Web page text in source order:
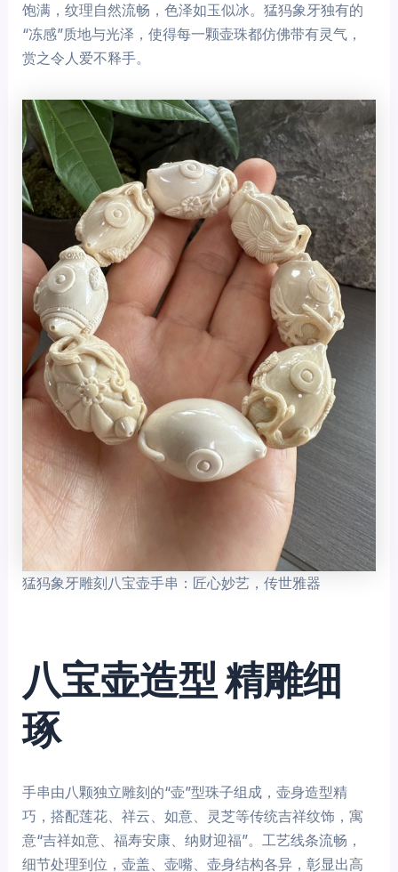
饱满，纹理自然流畅，色泽如玉似冰。猛犸象牙独有的
“冻感”质地与光泽，使得每一颗壶珠都仿佛带有灵气，
赏之令人爱不释手。
猛犸象牙雕刻八宝壶手串：匠心妙艺，传世雅器
八宝壶造型 精雕细
琢
手串由八颗独立雕刻的“壶”型珠子组成，壶身造型精
巧，搭配莲花、祥云、如意、灵芝等传统吉祥纹饰，寓
意“吉祥如意、福寿安康、纳财迎福”。工艺线条流畅，
细节处理到位，壶盖、壶嘴、壶身结构各异，彰显出高